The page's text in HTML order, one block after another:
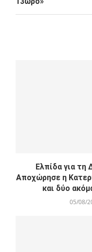
Ελπίδα για τη
Αποχώρησε η
και δύο
05/08/